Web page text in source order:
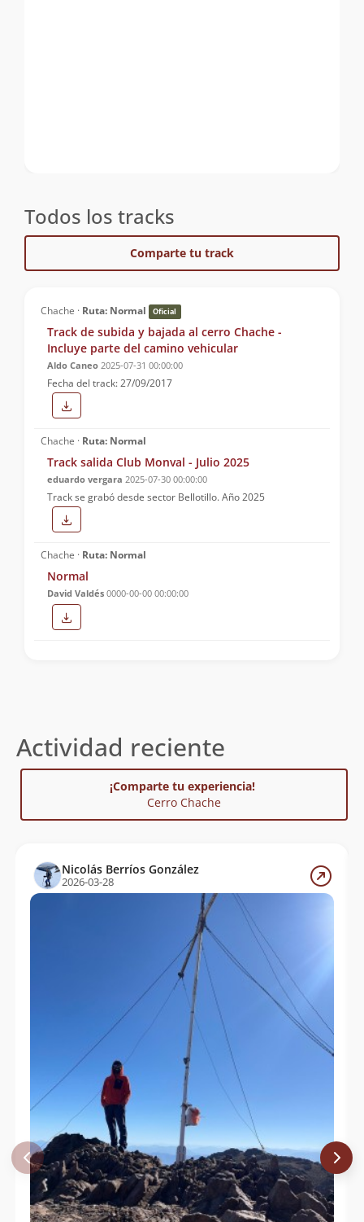
Todos los tracks
Comparte tu track
Chache · Ruta: Normal Oficial
Track de subida y bajada al cerro Chache -
Incluye parte del camino vehicular
Aldo Caneo 2025-07-31 00:00:00
Fecha del track: 27/09/2017
Chache · Ruta: Normal
Track salida Club Monval - Julio 2025
eduardo vergara 2025-07-30 00:00:00
Track se grabó desde sector Bellotillo. Año 2025
Chache · Ruta: Normal
Normal
David Valdés 0000-00-00 00:00:00
Actividad reciente
¡Comparte tu experiencia!
Cerro Chache
Nicolás Berríos González
2026-03-28